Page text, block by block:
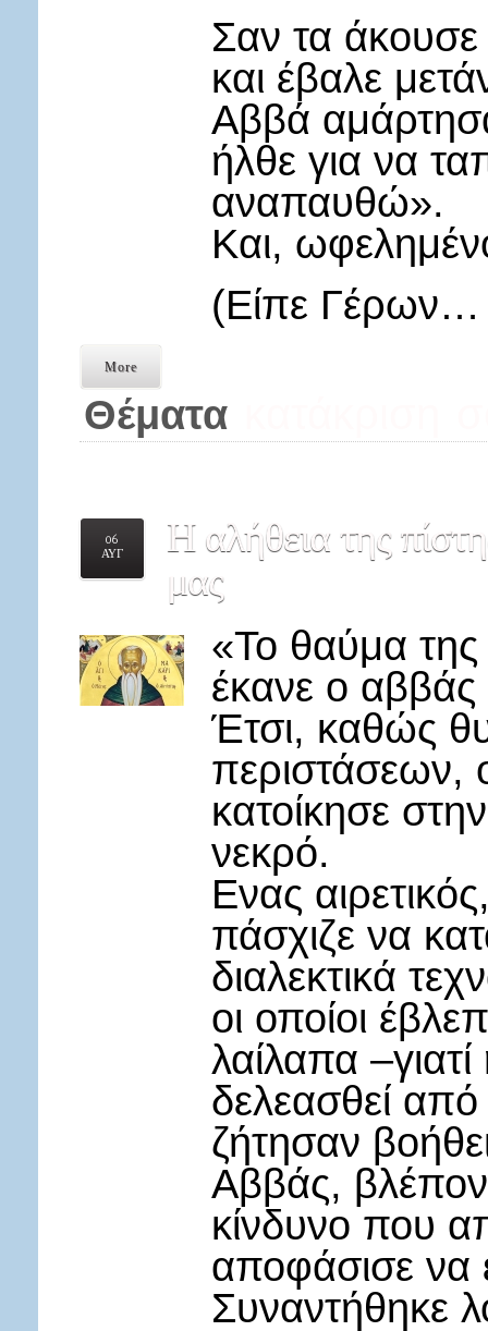
Σαν τα άκουσε
και έβαλε
Αββά
ήλθε για να
αναπαυθώ».
Και,
(Είπε Γέρων…
More
Θέματα
06
ΑΥΓ
Ηαλήθεια της
μας
«Το θαύμα
έκανε ο
Έτσι, καθώς
κατοίκησε
νεκρό.
Ενας
πάσχιζε να
διαλεκτικά
οι οποίοι
λαίλαπα
δελεασθεί από
ζήτησαν
Αββάς,
κίνδυνο που
αποφάσισε να
Συναντήθηκε